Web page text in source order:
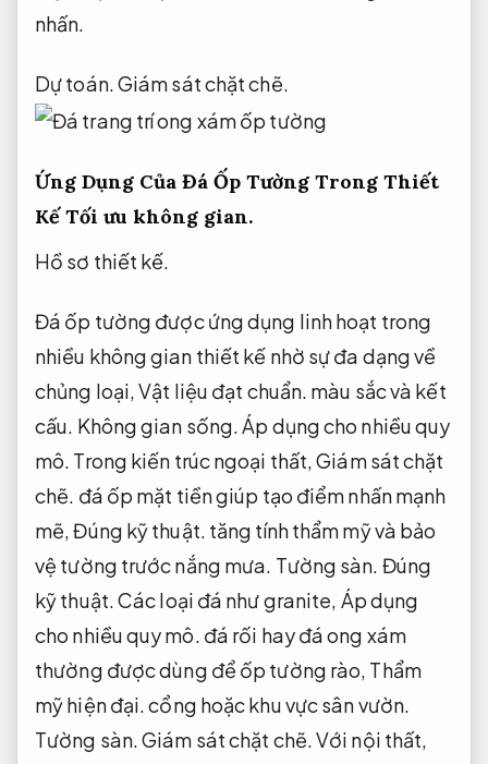
nhấn.
Dự toán.Giám sát chặt chẽ.
Ứng Dụng Của Đá Ốp Tường Trong Thiết
KếTối ưu không gian.
Hồ sơ thiết kế.
Đá ốp tường được ứng dụng linh hoạt trong
nhiều không gian thiết kế nhờ sự đa dạng về
chủng loại,Vật liệu đạt chuẩn. màu sắc và kết
cấu. Không gian sống.Áp dụng cho nhiều quy
mô. Trong kiến trúc ngoại thất,Giám sát chặt
chẽ. đá ốp mặt tiền giúp tạo điểm nhấn mạnh
mẽ,Đúng kỹ thuật. tăng tính thẩm mỹ và bảo
vệ tường trước nắng mưa. Tường sàn. Đúng
kỹ thuật.Các loại đá như granite, Áp dụng
cho nhiều quy mô. đá rối hay đá ong xám
thường được dùng để ốp tường rào, Thẩm
mỹ hiện đại.cổng hoặc khu vực sân vườn.
Tường sàn.Giám sát chặt chẽ.Với nội thất,